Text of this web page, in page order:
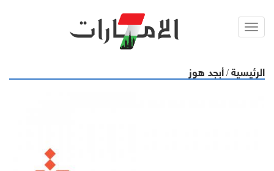
Toggl
الرئيسية / أبجد هوز